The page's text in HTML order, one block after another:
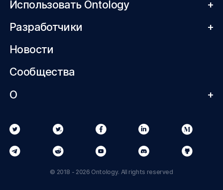
Использовать Ontology
+
Разработчики
+
Новости
Сообщества
О
+
© 2018 - 2026 Ontology. All rights reserved